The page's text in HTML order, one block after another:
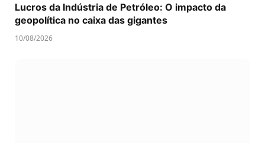
Lucros da Indústria de Petróleo: O impacto da
geopolítica no caixa das gigantes
10/08/2026